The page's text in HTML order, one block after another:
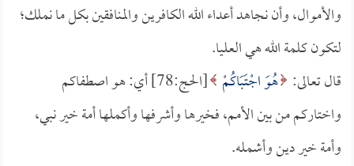
والأموال، وأن نجاهد أعداء الله الكافرين والمنافقين بكل ما نملك؛
لتكون كلمة الله هي العليا.
قال تعالى: هُوَ اجْتَبَاكُمْ
[الحج:78] أي: هو اصطفاكم
واختاركم من بين الأمم، فخيرها وأشرفها وأكملها أمة خير نبي،
وأمة خير دين وأشمله.